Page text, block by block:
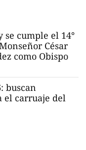
se cumple el 14°
César
como Obispo
buscan
el carruaje del